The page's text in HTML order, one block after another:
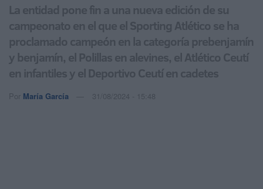
La entidad pone fin a una nueva edición de su
campeonato en el que el Sporting Atlético se ha
proclamado campeón en la categoría prebenjamín
y benjamín, el Polillas en alevines, el Atlético Ceutí
en infantiles y el Deportivo Ceutí en cadetes
Por María García 31/08/2024 - 15:48